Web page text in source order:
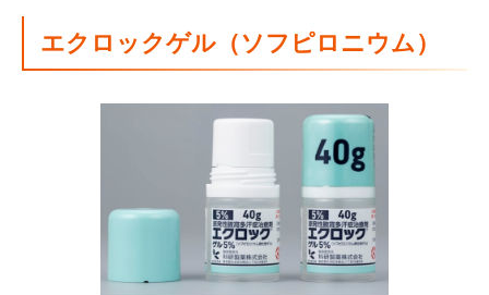
エクロックゲル（ソフピロニウム）